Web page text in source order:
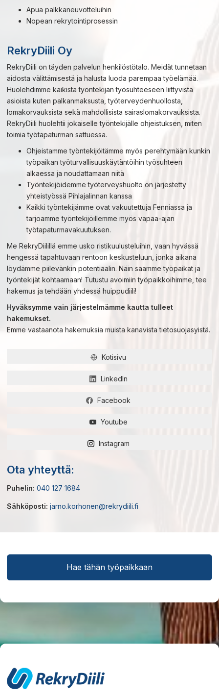
Apua palkkaneuvotteluihin
Nopean rekrytointiprosessin
RekryDiili Oy
RekryDiili on täyden palvelun henkilöstötalo. Meidät tunnetaan
aidosta välittämisestä ja halusta luoda parempaa työelämää.
Huolehdimme kaikista työntekijän työsuhteeseen liittyvistä
asioista kuten palkanmaksusta, työterveydenhuollosta,
lomakorvauksista sekä mahdollisista sairaslomakorvauksista.
RekryDiili huolehtii jokaiselle työntekijälle ohjeistuksen, miten
toimia työtapaturman sattuessa.
Ohjeistamme työntekijöitämme myös perehtymään kunkin
työpaikan työturvallisuuskäytäntöihin työsuhteen
alkaessa ja noudattamaan niitä
Työntekijöidemme työterveyshuolto on järjestetty
yhteistyössä Pihlajalinnan kanssa
Kaikki työntekijämme ovat vakuutettuja Fenniassa ja
tarjoamme työntekijöillemme myös vapaa-ajan
työtapaturmavakuutuksen.
Me RekryDiilillä emme usko ristikuulusteluihin, vaan hyvässä
hengessä tapahtuvaan rentoon keskusteluun, jonka aikana
löydämme piilevänkin potentiaalin. Näin saamme työpaikat ja
työntekijät kohtaamaan! Tutustu avoimiin työpaikkoihimme, tee
hakemus ja tehdään yhdessä huippudiili!
Hyväksymme vain järjestelmämme kautta tulleet
hakemukset.
Emme vastaanota hakemuksia muista kanavista tietosuojasyistä.
Kotisivu
LinkedIn
Facebook
Youtube
Instagram
Ota yhteyttä:
Puhelin: 040 127 1684
Sähköposti: jarno.korhonen@rekrydiili.fi
Hae tähän työpaikkaan